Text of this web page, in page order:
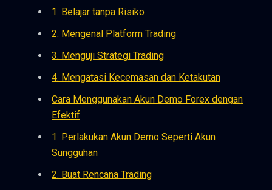
1. Belajar tanpa Risiko
2. Mengenal Platform Trading
3. Menguji Strategi Trading
4. Mengatasi Kecemasan dan Ketakutan
Cara Menggunakan Akun Demo Forex dengan
Efektif
1. Perlakukan Akun Demo Seperti Akun
Sungguhan
2. Buat Rencana Trading